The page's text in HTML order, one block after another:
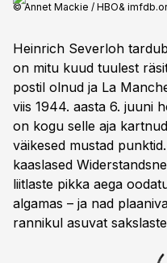
© Annet Mackie / HBO&
Heinrich Severloh
on mitu kuud tuulest
postil olnud ja La
viis 1944. aasta 6. juuni
on kogu selle aja
väikesed mustad
kaaslased
liitlaste pikka aega
algamas – ja nad
rannikul asuvat